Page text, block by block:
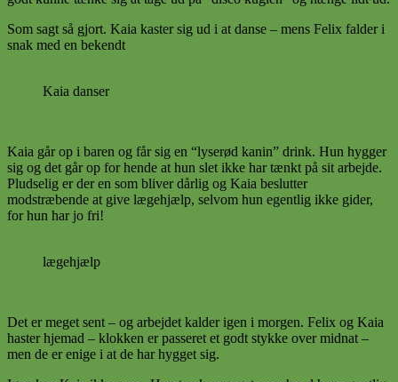
Som sagt så gjort. Kaia kaster sig ud i at danse – mens Felix falder i
snak med en bekendt
Kaia danser
Kaia går op i baren og får sig en “lyserød kanin” drink. Hun hygger
sig og det går op for hende at hun slet ikke har tænkt på sit arbejde.
Pludselig er der en som bliver dårlig og Kaia beslutter
modstræbende at give lægehjælp, selvom hun egentlig ikke gider,
for hun har jo fri!
lægehjælp
Det er meget sent – og arbejdet kalder igen i morgen. Felix og Kaia
haster hjemad – klokken er passeret et godt stykke over midnat –
men de er enige i at de har hygget sig.